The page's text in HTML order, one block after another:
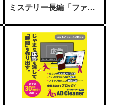
ミステリー長編「ファイ